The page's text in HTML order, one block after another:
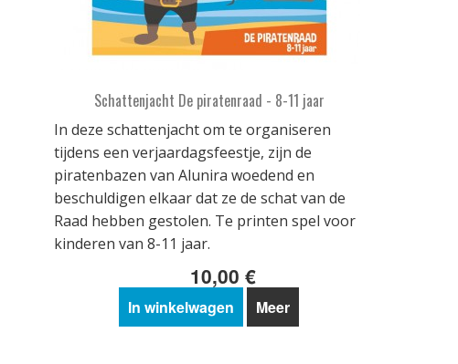
Schattenjacht De piratenraad - 8-11 jaar
In deze schattenjacht om te organiseren
tijdens een verjaardagsfeestje, zijn de
piratenbazen van Alunira woedend en
beschuldigen elkaar dat ze de schat van de
Raad hebben gestolen. Te printen spel voor
kinderen van 8-11 jaar.
10,00 €
In winkelwagen Meer